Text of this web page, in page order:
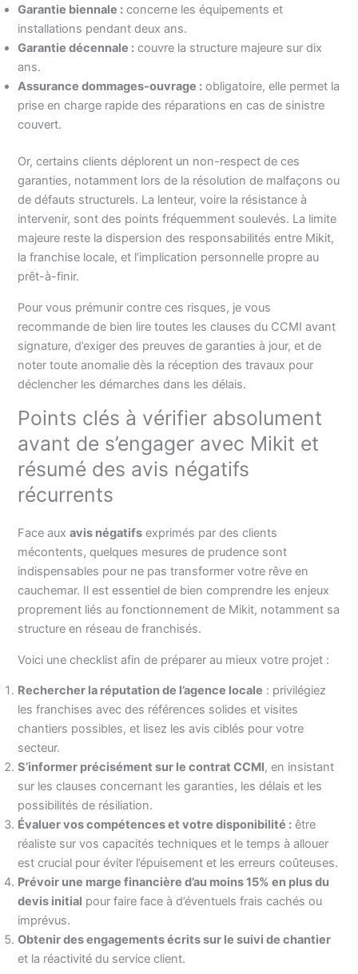
Garantie biennale : concerne les équipements et
installations pendant deux ans.
Garantie décennale : couvre la structure majeure sur dix
ans.
Assurance dommages-ouvrage : obligatoire, elle permet la
prise en charge rapide des réparations en cas de sinistre
couvert.
Or, certains clients déplorent un non-respect de ces
garanties, notamment lors de la résolution de malfaçons ou
de défauts structurels. La lenteur, voire la résistance à
intervenir, sont des points fréquemment soulevés. La limite
majeure reste la dispersion des responsabilités entre Mikit,
la franchise locale, et l’implication personnelle propre au
prêt-à-finir.
Pour vous prémunir contre ces risques, je vous
recommande de bien lire toutes les clauses du CCMI avant
signature, d’exiger des preuves de garanties à jour, et de
noter toute anomalie dès la réception des travaux pour
déclencher les démarches dans les délais.
Points clés à vérifier absolument
avant de s’engager avec Mikit et
résumé des avis négatifs
récurrents
Face auxavis négatifs exprimés par des clients
mécontents, quelques mesures de prudence sont
indispensables pour ne pas transformer votre rêve en
cauchemar. Il est essentiel de bien comprendre les enjeux
proprement liés au fonctionnement de Mikit, notamment sa
structure en réseau de franchisés.
Voici une checklist afin de préparer au mieux votre projet :
Rechercher la réputation de l’agence locale : privilégiez
les franchises avec des références solides et visites
chantiers possibles, et lisez les avis ciblés pour votre
secteur.
S’informer précisément sur le contrat CCMI, en insistant
sur les clauses concernant les garanties, les délais et les
possibilités de résiliation.
Évaluer vos compétences et votre disponibilité : être
réaliste sur vos capacités techniques et le temps à allouer
est crucial pour éviter l’épuisement et les erreurs coûteuses.
Prévoir une marge financière d’au moins 15% en plus du
devis initial pour faire face à d’éventuels frais cachés ou
imprévus.
Obtenir des engagements écrits sur le suivi de chantier
et la réactivité du service client.